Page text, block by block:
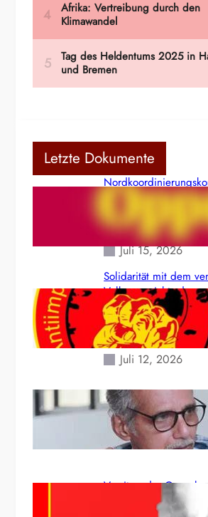
Letzte Dokumente
der Kommunistischen
(Maoistisch):
Opportunismus
Juli 15, 2026
Solidarität mit dem
Volk angesichts der
Leben und der
Situation durch die
24. Juni!
Juli 12, 2026
Indien: „Die Politik
von K. Murali (Ajith)
Juli 1, 2026
Vorsitzender
Leben für die Partei